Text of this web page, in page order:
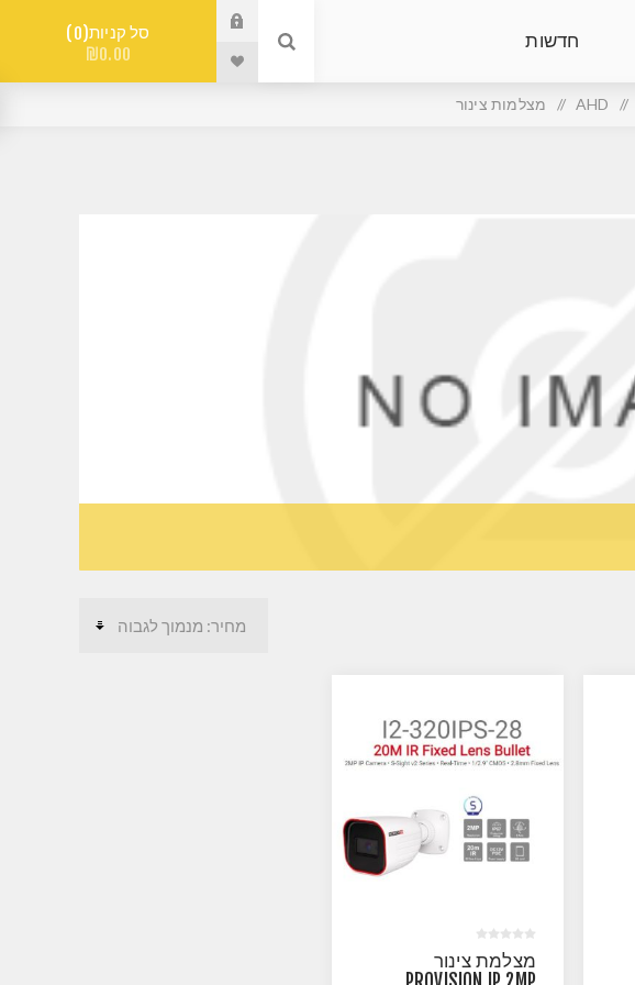
חדשות סל קניות 0
₪0.00
/
AHD
/ מצלמות צינור
מצלמת צינור